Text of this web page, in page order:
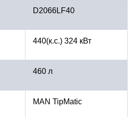
D2066LF40
440(к.с.) 324 кВт
460 л
MAN TipMatic